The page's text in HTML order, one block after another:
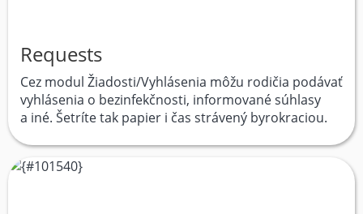
Requests
Cez modul Žiadosti/Vyhlásenia môžu rodičia podávať
vyhlásenia o bezinfekčnosti, informované súhlasy
a iné. Šetríte tak papier i čas strávený byrokraciou.